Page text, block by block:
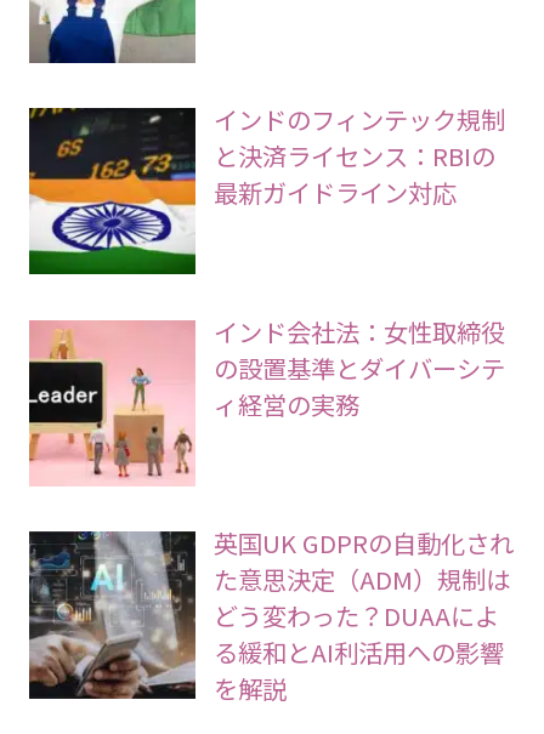
インドのフィンテック規制
と決済ライセンス：RBIの
最新ガイドライン対応
インド会社法：女性取締役
の設置基準とダイバーシテ
ィ経営の実務
英国UK GDPRの自動化され
た意思決定（ADM）規制は
どう変わった？DUAAによ
る緩和とAI利活用への影響
を解説